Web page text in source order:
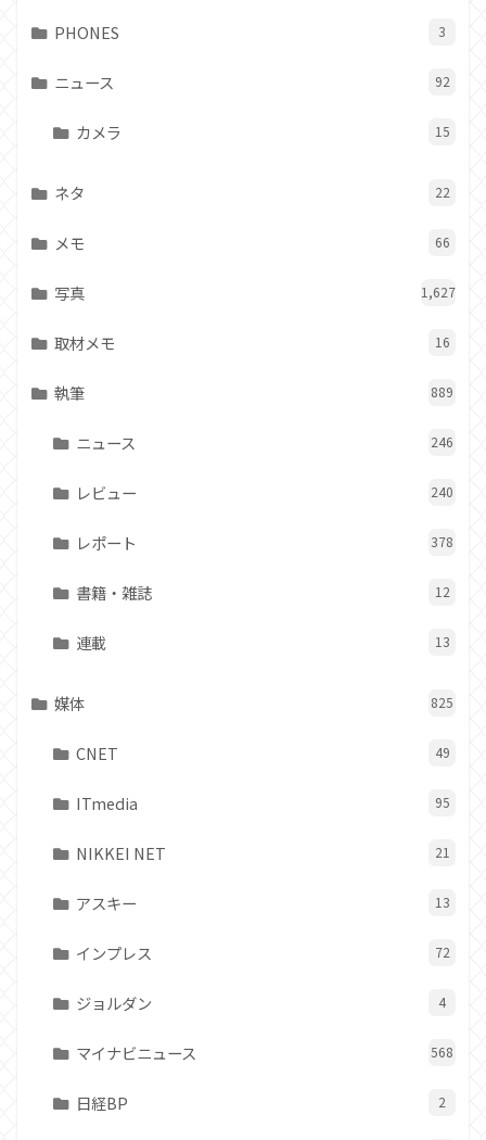
PHONES 3
ニュース 92
カメラ 15
ネタ 22
メモ 66
写真 1,627
取材メモ 16
執筆 889
ニュース 246
レビュー 240
レポート 378
書籍・雑誌 12
連載 13
媒体 825
CNET 49
ITmedia 95
NIKKEI NET 21
アスキー 13
インプレス 72
ジョルダン 4
マイナビニュース 568
日経BP 2